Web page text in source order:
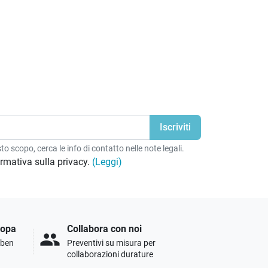
scopo, cerca le info di contatto nelle note legali.
sulla privacy. (Leggi)
people
Collabora con noi
Preventivi su misura per
collaborazioni durature